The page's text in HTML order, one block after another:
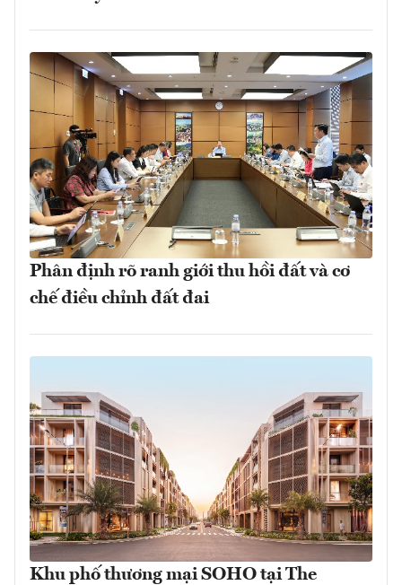
Phân định rõ ranh giới thu hồi đất và cơ
chế điều chỉnh đất đai
Khu phố thương mại SOHO tại The